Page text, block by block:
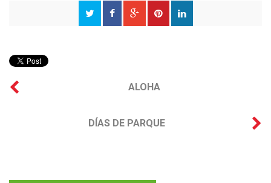
ALOHA
DÍAS DE PARQUE